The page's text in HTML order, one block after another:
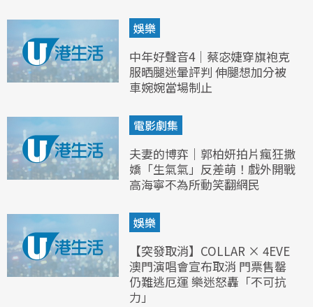
娛樂
中年好聲音4｜蔡宓婕穿旗袍克
服晒腿迷暈評判 伸腿想加分被
車婉婉當場制止
電影劇集
夫妻的博弈｜郭柏妍拍片瘋狂撒
嬌「生氣氣」反差萌！戲外開戰
高海寧不為所動笑翻網民
娛樂
【突發取消】COLLAR × 4EVE
澳門演唱會宣布取消 門票售罄
仍難逃厄運 樂迷怒轟「不可抗
力」